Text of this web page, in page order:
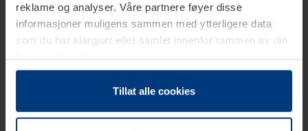
reklame og analyser. Våre partnere føyer disse
informasjoner muligens sammen med ytterligere data
som du har klargjort eller samlet innenfor rammen av din
bruk av tjenestene.
Etter loven kan vi lagre informasjonskapsler på din
datamaskin, hvis disse er absolutt nødvendig for drift av
trenger vi din tillatelse. Du kan når som helst endre eller
Tillat alle cookies